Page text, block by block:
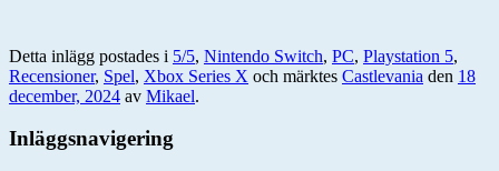
Detta inlägg postades i 5/5, Nintendo Switch, PC, Playstation 5,
Recensioner, Spel, Xbox Series X och märktes Castlevania den 18
december, 2024 av Mikael.
Inläggsnavigering